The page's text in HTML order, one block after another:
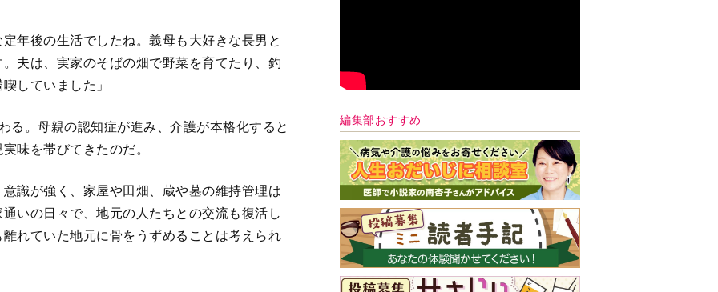
年後の生活でしたね。義母も大好きな長男と
夫は、実家のそばの畑で野菜を育てたり、釣
していました」
る。母親の認知症が進み、介護が本格化すると
味を帯びてきたのだ。
識が強く、家屋や田畑、蔵や墓の維持管理は
いの日々で、地元の人たちとの交流も復活し
れていた地元に骨をうずめることは考えられ
編集部おすすめ